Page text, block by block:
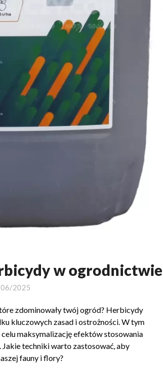
w ogrodnictwie
2025
zdominowały twój ogród? Herbicydy
kluczowych zasad i ostrożności. W tym
maksymalizację efektów stosowania
techniki warto zastosować, aby
fauny i flory?